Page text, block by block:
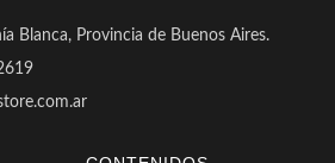
Blanca, Provincia de Buenos Aires.